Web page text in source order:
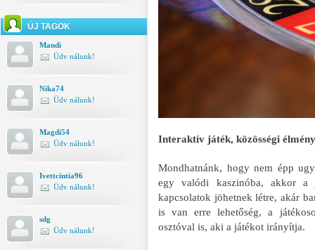
ÚJ TAGOK
Mandi
Üdv nálunk!
Nika74
Üdv nálunk!
Magdi54
Üdv nálunk!
Ivettcintia96
Üdv nálunk!
sdg
Üdv nálunk!
Interaktív játék, közösségi élmény
Mondhatnánk, hogy nem épp
egy valódi kaszinóba, akkor a
kapcsolatok jöhetnek létre, akár
is van erre lehetőség, a
osztóval is, aki a játékot irányítja.